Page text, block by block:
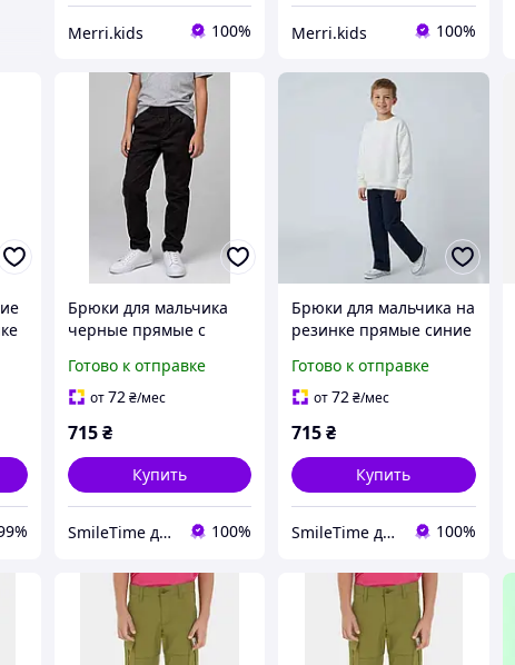
Merri.kids 100% Merri.kids 100%
Брюки для мальчика
черные прямые с
застежек Смайл Тайм
SmileTime Fashion
Готово к отправке
от72 ₴/мес
715₴
Купить
SmileTime детская одежда от производителя 100%
Брюки для мальчика на
резинке прямые синие
SmileTime Fashion
Готово к отправке
от72 ₴/мес
715₴
Купить
SmileTime детская одежда от производителя 100%